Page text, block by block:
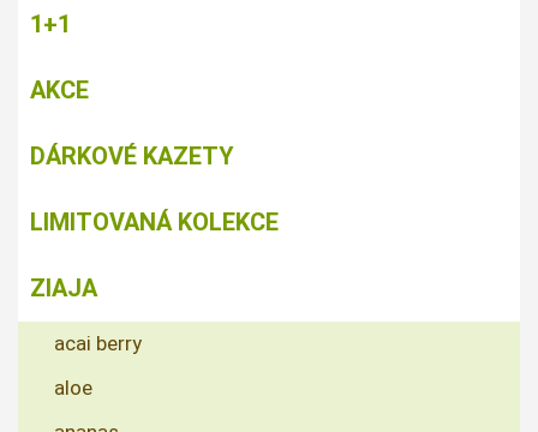
1+1
AKCE
DÁRKOVÉ KAZETY
LIMITOVANÁ KOLEKCE
ZIAJA
acai berry
aloe